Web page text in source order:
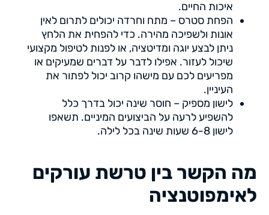
איכות החיים.
הפחת סטרס – מתח וחרדה יכולים לתרום לאין
אונות ולשפיכה מהירה. כדי להפחית את הלחץ
ניתן לבצע יוגה ומדיטציה, או לפנות לטיפול מקצועי
שיכול לעזור. אפילו לדבר על דברים שמעיקים או
מפריעים לכם עם מישהו קרוב יכול לפתור את
העיניין.
לישון מספיק – חוסר שינה יכול בדרך כלל
להשפיע לרעה על הביצועים המיניים. תשאפו
לישון 6-8 שעות שינה בכל לילה.
מה הקשר בין טרשת עורקים
לאימפוטנציה